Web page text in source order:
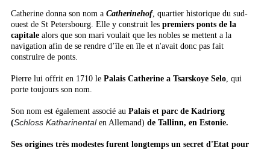
Catherine donna son nom a Catherinehof, quartier historique du sud-
ouest de St Petersbourg. Elle y construit les premiers ponts de la
capitale alors que son mari voulait que les nobles se mettent a la
navigation afin de se rendre d’île en île et n'avait donc pas fait
construire de ponts.
Pierre lui offrit en 1710 le Palais Catherine a Tsarskoye Selo, qui
porte toujours son nom.
Son nom est également associé au Palais et parc de Kadriorg
(Schloss Katharinental en Allemand) de Tallinn, en Estonie.
Ses origines très modestes furent longtemps un secret d'Etat pour